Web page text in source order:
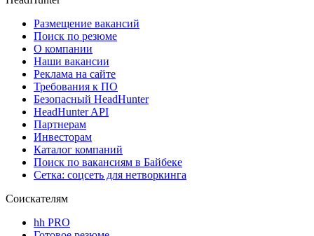
Размещение вакансий
Поиск по резюме
О компании
Наши вакансии
Реклама на сайте
Требования к ПО
Безопасный HeadHunter
HeadHunter API
Партнерам
Инвесторам
Каталог компаний
Поиск по вакансиям в Байбеке
Сетка: соцсеть для нетворкинга
Соискателям
hh PRO